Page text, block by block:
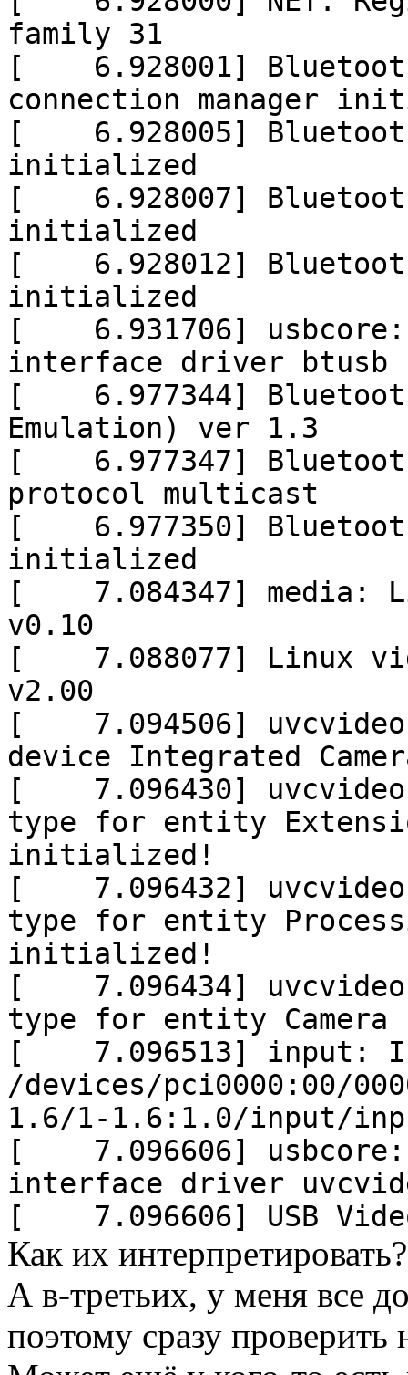
family 31
[ 6.928001]
connection manager
[ 6.928005]
initialized
[ 6.928007]
initialized
[ 6.928012]
initialized
[ 6.931706] usbcore:
interface driver btusb
[ 6.977344]
Emulation) ver 1.3
[ 6.977347]
protocol multicast
[ 6.977350]
initialized
[ 7.084347] media:
v0.10
[ 7.088077] Linux
v2.00
[ 7.094506] uvcvideo:
device Integrated
[ 7.096430]
type for entity
initialized!
[ 7.096432]
type for entity
initialized!
[ 7.096434]
type for entity
[ 7.096513] input:
/devices/pci0000:00/
1.6/1-1.6:1.0/input/
[ 7.096606] usbcore:
interface driver
[ 7.096606] USB
Как их интерпретировать?
А в-третьих, у меня
поэтому сразу проверить